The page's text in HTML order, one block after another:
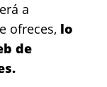
a
ofreces, lo
de